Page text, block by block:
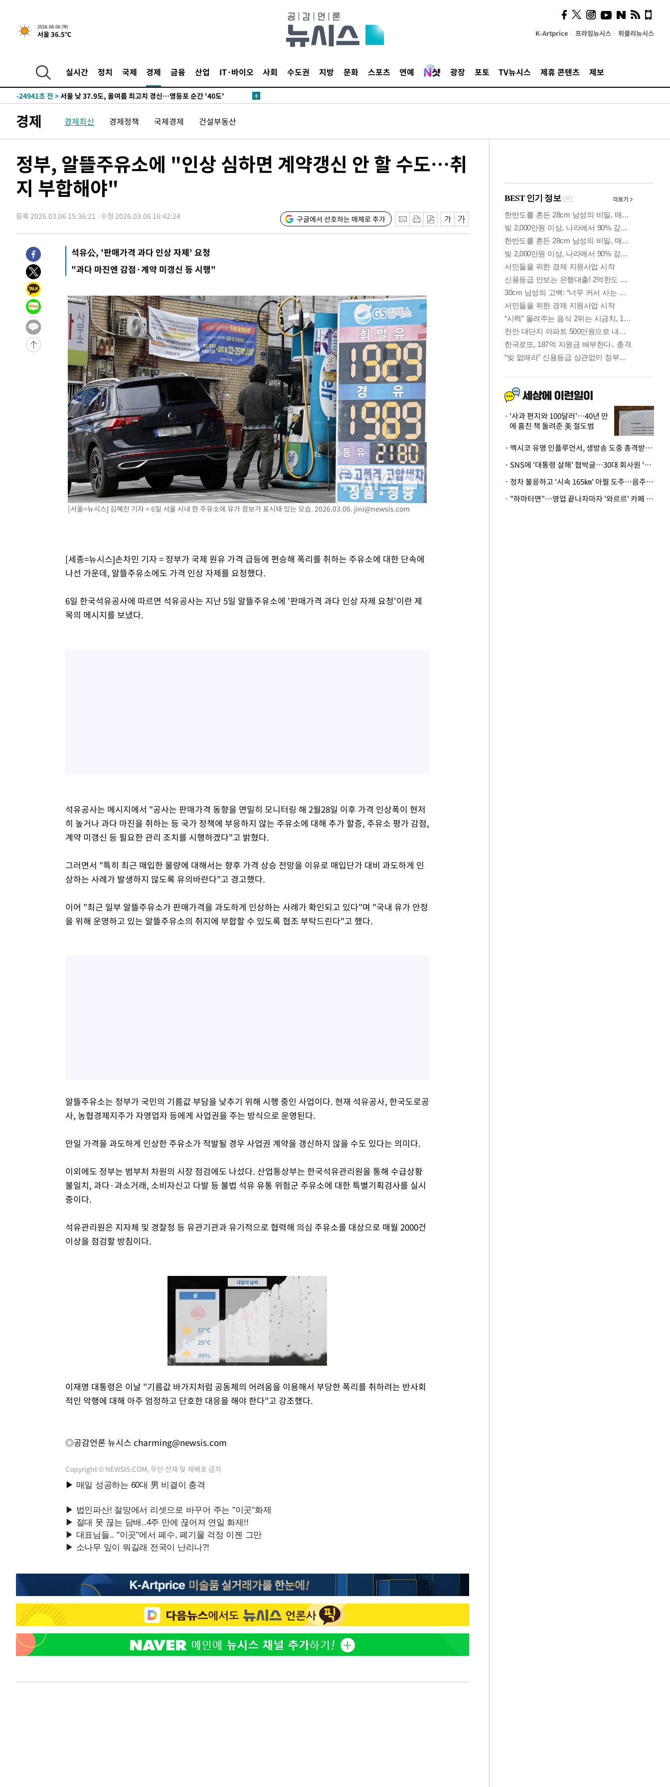
2026.08.06 (목)
서울 36.5℃ K-Artprice 프라임뉴시스 위클리뉴시스
실시간 정치 국제 경제 금융 산업 IT·바이오 사회 수도권 지방 문화 스포츠 연예 광장 포토 TV뉴시스 제휴 콘텐츠 제보
-26257초 전 >[속보]합참 "북, 동해상으로 미상 발사체 발사"
-25653초 전 >'낮 최고 39도' 불볕더위…한밤 열대야도 계속[내일날씨]
-25274초 전 >
"韓 외환시장 개입 관측 배경엔 美의 대한국 무역적자 있어"
-25101초 전 >
-24941초 전 >서울 낮 37.9도, 올여름 최고치 경신…영등포 순간 '40도'
-20598초 전 >
[속보]코스닥, 800p 회복…0.26% 오른 801.67 마감
-20528초 전 >[속보]코스피, 301.88포인트(4.58%) 내린 6296.38 마감
-17992초 전 >
"여기 떨어졌다"…다누리, 스페이스X 로켓 달 충돌 흔적 포착
-15037초 전 >손흥민, 5경기 연속골 실패…LAFC는 승부차기 끝 과달라하라 격파
-7638초 전 > 내일까지 39도 '펄펄'…기상청 "태풍 지나며 폭염 잠시 꺾인다"
-7253초 전 >"美간섭에 합의 지연"…트럼프, '이란 호르무즈 통제권' 수용할까
-3773초 전 >[속보]산업장관 "李정부, 원전 반대 안해…안정 전력 위해 불가피"
-2470초 전 >
[속보]경찰, '홍명보 선임 논란' 대한축구협회·축구회관 등 압수수색
-28693초 전 >
[속보]합참 "北 발사체는 단거리탄도미사일…감시·경계태세 강
화"
-28441초 전 >
日방위성, 北이 동해로 쏜 발사체는 탄도미사일 가능성
-26871초 전 >
-26277초 전 >
[속보]합참 "북, 동해상으로 미상 발사체 발사"
-25673초 전 >
'낮 최고 39도' 불볕더위…한밤 열대야도 계속[내일날씨]
-25632초 전 >
[속보]7~9일 프로야구 3연전도 폭염 취소…11일 재개
-25294초 전 >
"韓 외환시장 개입 관측 배경엔 美의 대한국 무역적자 있어"
'월드컵 탈락 후폭풍' 축구협회…초유의 압수수색에 '충격·당황'
서울 낮 37.9도, 올여름 최고치 경신…영등포 순간 '40도'
[속보]종합특검, 대검 추가 압수수색…내란 중요임무종사 혐의
[속보]코스닥, 800p 회복…0.26% 오른 801.67 마감
[속보]코스피, 301.88포인트(4.58%) 내린 6296.38 마감
[속보]원·달러 환율, 0.7원 내린 1423.8원 마감
"여기 떨어졌다"…다누리, 스페이스X 로켓 달 충돌 흔적 포착
손흥민, 5경기 연속골 실패…LAFC는 승부차기 끝 과달라하라 격파
내일까지 39도 '펄펄'…기상청 "태풍 지나며 폭염 잠시 꺾인다"
트럼프, 한국계 진보 주지사 후보 맹공…"공산주의가 최대 위협"
"美간섭에 합의 지연"…트럼프, '이란 호르무즈 통제권' 수용할까
[속보]산업장관 "李정부, 원전 반대 안해…안정 전력 위해 불가피"
경제 경제최신 경제정책 국제경제 건설부동산
정부, 알뜰주유소에 "인상 심하면 계약갱신 안 할 수도…취
지 부합해야"
등록 2026.03.06 15:36:21 수정 2026.03.06 16:42:24 구글에서 선호하는 매체로 추가
석유公, '판매가격 과다 인상 자제' 요청
"과다 마진엔 감점·계약 미갱신 등 시행"
[서울=뉴시스] 김혜진 기자 = 6일 서울 시내 한 주유소에 유가 정보가 표시돼 있는 모습. 2026.03.06. jini@newsis.com
[세종=뉴시스]손차민 기자 = 정부가 국제 원유 가격 급등에 편승해 폭리를 취하는 주유소에 대한 단속에
나선 가운데, 알뜰주유소에도 가격 인상 자제를 요청했다.
6일 한국석유공사에 따르면 석유공사는 지난 5일 알뜰주유소에 '판매가격 과다 인상 자제 요청'이란 제
목의 메시지를 보냈다.
석유공사는 메시지에서 "공사는 판매가격 동향을 면밀히 모니터링 해 2월28일 이후 가격 인상폭이 현저
히 높거나 과다 마진을 취하는 등 국가 정책에 부응하지 않는 주유소에 대해 추가 할증, 주유소 평가 감점,
계약 미갱신 등 필요한 관리 조치를 시행하겠다"고 밝혔다.
그러면서 "특히 최근 매입한 물량에 대해서는 향후 가격 상승 전망을 이유로 매입단가 대비 과도하게 인
상하는 사례가 발생하지 않도록 유의바란다"고 경고했다.
이어 "최근 일부 알뜰주유소가 판매가격을 과도하게 인상하는 사례가 확인되고 있다"며 "국내 유가 안정
을 위해 운영하고 있는 알뜰주유소의 취지에 부합할 수 있도록 협조 부탁드린다"고 했다.
알뜰주유소는 정부가 국민의 기름값 부담을 낮추기 위해 시행 중인 사업이다. 현재 석유공사, 한국도로공
사, 농협경제지주가 자영업자 등에게 사업권을 주는 방식으로 운영된다.
만일 가격을 과도하게 인상한 주유소가 적발될 경우 사업권 계약을 갱신하지 않을 수도 있다는 의미다.
이외에도 정부는 범부처 차원의 시장 점검에도 나섰다. 산업통상부는 한국석유관리원을 통해 수급상황
불일치, 과다·과소거래, 소비자신고 다발 등 불법 석유 유통 위험군 주유소에 대한 특별기획검사를 실시
중이다.
석유관리원은 지자체 및 경찰청 등 유관기관과 유기적으로 협력해 의심 주유소를 대상으로 매월 2000건
이상을 점검할 방침이다.
Mute
이재명 대통령은 이날 "기름값 바가지처럼 공동체의 어려움을 이용해서 부당한 폭리를 취하려는 반사회
적인 악행에 대해 아주 엄정하고 단호한 대응을 해야 한다"고 강조했다.
◎공감언론 뉴시스 charming@newsis.com
Copyright © NEWSIS.COM, 무단 전재 및 재배포 금지
의견, 국토부·LH에 충실히
전달할 것"
'사과 편지와 100달러'…40년 만
에 훔친 책 돌려준 美 절도범
· 멕시코 유명 인플루언서, 생방송 도중 총격받아 사망
· SNS에 '대통령 살해' 협박글…30대 회사원 '불구속 송치'
· 정차 불응하고 '시속 165㎞' 아찔 도주…음주운전자 체포
· "하마터면"…영업 끝나자마자 '와르르' 카페 테라스 덮친 대리석 외벽